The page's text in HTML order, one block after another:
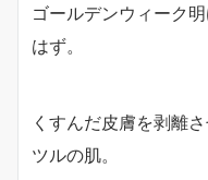
ゴールデンウィーク
はず。
くすんだ皮膚を剥離
ツルの肌。